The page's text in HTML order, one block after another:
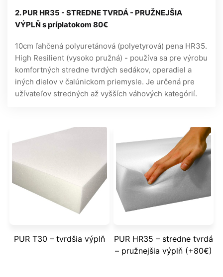
2. PUR HR35 - STREDNE TVRDÁ - PRUŽNEJŠIA
VÝPLŇ s príplatokom 80€
10cm ľahčená polyuretánová (polyetyrová) pena HR35.
High Resilient (vysoko pružná) - používa sa pre výrobu
komfortných stredne tvrdých sedákov, operadiel a
iných dielov v čalúnickom priemysle. Je určená pre
užívateľov stredných až vyšších váhových kategórií.
PUR T30 – tvrdšia výplň
PUR HR35 – stredne tvrdá
– pružnejšia výplň (+80€)